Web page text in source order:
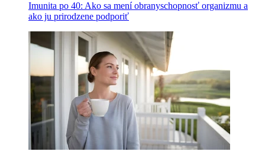
Imunita po 40: Ako sa mení obranyschopnosť organizmu a
ako ju prirodzene podporiť